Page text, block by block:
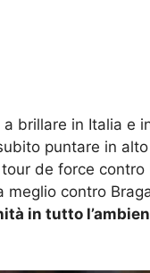
brillare in Italia e
puntare in
de force contro
contro
in tutto